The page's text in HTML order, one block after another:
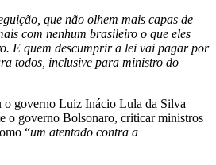
que não olhem mais capas de
com nenhum brasileiro o que eles
E quem descumprir a lei vai pagar por
todos, inclusive para ministro do
o governo Luiz Inácio Lula da Silva
o governo Bolsonaro, criticar ministros
“um atentado contra a